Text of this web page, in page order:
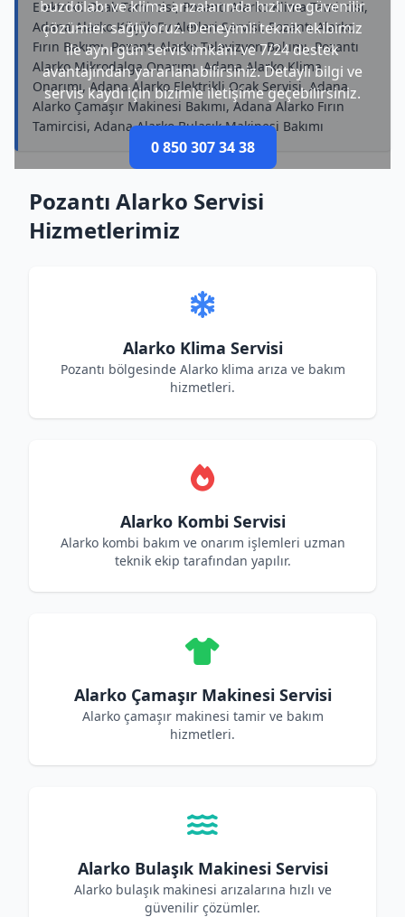
buzdolabı ve klima arızalarında hızlı ve güvenilir
çözümler sağlıyoruz. Deneyimli teknik ekibimiz
ile aynı gün servis imkânı ve 7/24 destek
avantajından yararlanabilirsiniz. Detaylı bilgi ve
servis kaydı için bizimle iletişime geçebilirsiniz.
0 850 307 34 38
Elektrikli Ocak Tamircisi, Pozantı Alarko Klima Tamircisi,
Adana Alarko Küçük Ev Aletleri Servisi, Pozantı Alarko
Fırın Bakımı, Pozantı Alarko Televizyon Bakımı, Pozantı
Alarko Mikrodalga Onarımı, Adana Alarko Klima
Onarımı, Adana Alarko Elektrikli Ocak Servisi, Adana
Alarko Çamaşır Makinesi Bakımı, Adana Alarko Fırın
Tamircisi, Adana Alarko Bulaşık Makinesi Bakımı
Pozantı Alarko Servisi
Hizmetlerimiz
Alarko Klima Servisi
Pozantı bölgesinde Alarko klima arıza ve bakım
hizmetleri.
Alarko Kombi Servisi
Alarko kombi bakım ve onarım işlemleri uzman
teknik ekip tarafından yapılır.
Alarko Çamaşır Makinesi Servisi
Alarko çamaşır makinesi tamir ve bakım
hizmetleri.
Alarko Bulaşık Makinesi Servisi
Alarko bulaşık makinesi arızalarına hızlı ve
güvenilir çözümler.